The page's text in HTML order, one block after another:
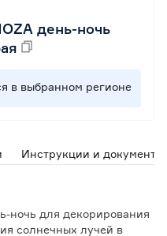
день-ночь
в выбранном регионе
Инструкции и документы
ночь для декорирования
солнечных лучей в